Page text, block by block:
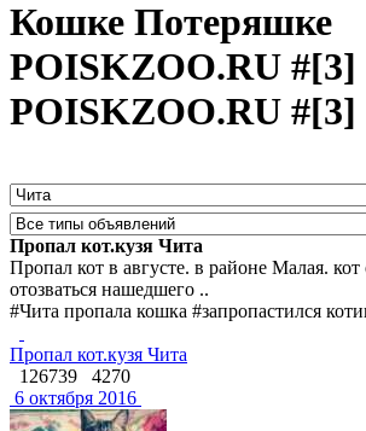
Кошке Потеряшке
POISKZOO.RU #[3]
POISKZOO.RU #[3]
Пропал кот.кузя Чита
Пропал кот в августе. в районе Малая.
отозваться нашедшего ..
#Чита пропала кошка #запропастился
Пропал кот.кузя Чита
126739
4270
6 октября 2016